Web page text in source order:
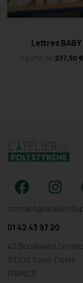
Lettres BABY
237,50 €
01 42 43 97 20
42 Boulevard Ornano
93200 Saint-Denis
FRANCE